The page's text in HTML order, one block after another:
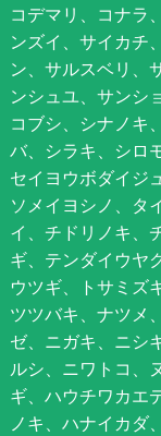
コデマリ、コナラ
ンズイ、サイカチ
ン、サルスベリ、
ンシュユ、サンシ
コブシ、シナノキ
バ、シラキ、シロ
セイヨウボダイジ
ソメイヨシノ、タ
イ、チドリノキ、
ギ、テンダイウヤ
ウツギ、トサミズ
ツツバキ、ナツメ
ゼ、ニガキ、ニシ
ルシ、ニワトコ、
ギ、ハウチワカエ
ノキ、ハナイカダ